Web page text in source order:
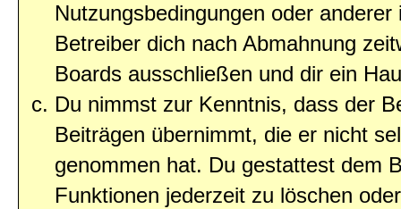
Nutzungsbedingungen oder
Betreiber dich nach Abmahnung
Boards ausschließen und dir ein
Du nimmst zur Kenntnis, dass der
Beiträgen übernimmt, die er nicht
genommen hat. Du gestattest dem
Funktionen jederzeit zu löschen